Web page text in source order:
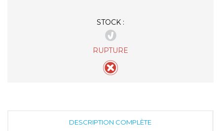
STOCK :
RUPTURE
DESCRIPTION COMPLÈTE